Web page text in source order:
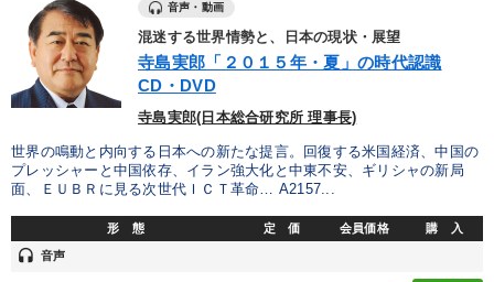
音声・動画
混迷する世界情勢と、日本の現状・展望
寺島実郎「２０１５年・夏」の時代認識
CD・DVD
寺島実郎(日本総合研究所 理事長)
世界の鳴動と内向する日本への新たな提言。回復する米国経済、中国の
プレッシャーと中国依存、イラン強大化と中東不安、ギリシャの新局
面、ＥＵＢＲに見る次世代ＩＣＴ革命… A2157...
形 態 定 価 会員価格 購 入
headset 音声